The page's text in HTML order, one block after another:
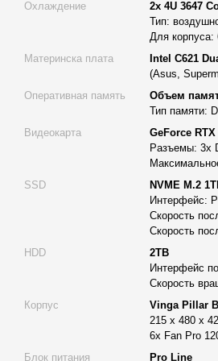
условиях.
Материнская плата WS C621 о
аутентичные интерфейсы PCIe
производительности, она
SLI®, AMD® CrossFireX™ и
выбором для создателей
большими объемами данных.
поддержкой двух процессоров
BIOS позволяет ASUS WS
одной особенностью является
коррекции ошибок (ECC). Это
даже при запуске нескольких
благодаря поддержке RAID 0 на
C621 обеспечивает более
поддерживающими 2,5-
полностью использует
Охлаждение
2x 4U 3647
Тип:
Для корпуса:
Материнска плата
Intel C621
(Asus,
Оперативная память
Объем
Тип памяти:
Видеокарта
GeForce
Разъемы: 3x
SSD
NVME M.2
Интерфейс:
Скорость
Скорость
HDD
2TB
Интерфейс
Скорость
Корпус
Vinga Pillar
215 x 480 x
6х Fan Pro
Блок питания
Pro Line